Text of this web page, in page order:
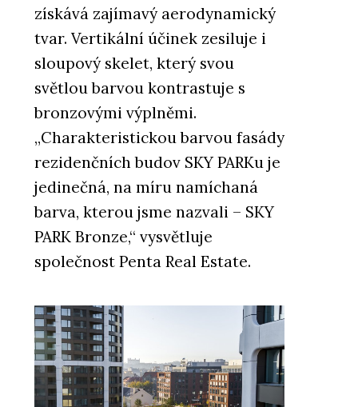
získává zajímavý aerodynamický
tvar. Vertikální účinek zesiluje i
sloupový skelet, který svou
světlou barvou kontrastuje s
bronzovými výplněmi.
„Charakteristickou barvou fasády
rezidenčních budov SKY PARKu je
jedinečná, na míru namíchaná
barva, kterou jsme nazvali – SKY
PARK Bronze,“ vysvětluje
společnost Penta Real Estate.